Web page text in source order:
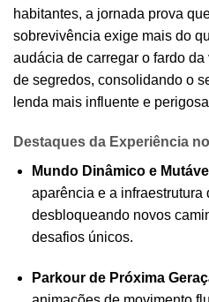
habitantes, a jornada prova
sobrevivência exige mais do
audácia de carregar o fardo
de segredos, consolidando o
lenda mais influente e
Destaques da Experiência
Mundo Dinâmico e
aparência e a infraestrutura
desbloqueando novos
desafios únicos.
Parkour de Próxima